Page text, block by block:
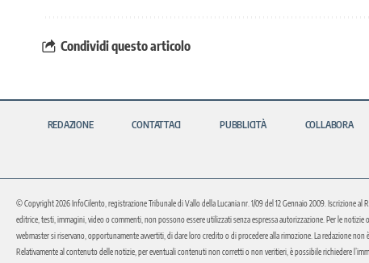
Condividi questo articolo
REDAZIONE CONTATTACI PUBBLICITÀ COLLABORA
© Copyright 2026 InfoCilento, registrazione Tribunale di Vallo della Lucania nr. 1/09 del 12 Gennaio 2009. Iscrizione
editrice, testi, immagini, video o commenti, non possono essere utilizzati senza espressa autorizzazione. Per le
webmaster si riservano, opportunamente avvertiti, di dare loro credito o di procedere alla rimozione. La redazione
Relativamente al contenuto delle notizie, per eventuali contenuti non corretti o non veritieri, è possibile richiedere